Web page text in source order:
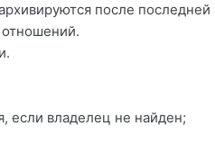
после последней
если владелец не найден;